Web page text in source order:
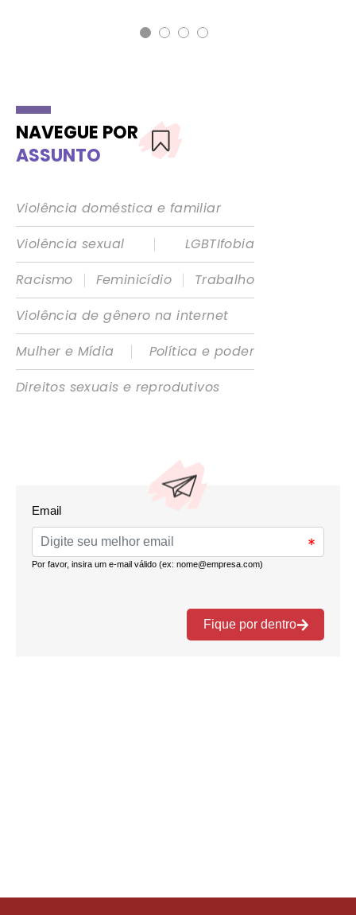
NAVEGUE POR
ASSUNTO
Violência doméstica e familiar
Violência sexual
|
LGBTIfobia
Racismo
| Feminicídio |
Trabalho
Violência de gênero na internet
Mulher e Mídia
|
Política e poder
Direitos sexuais e reprodutivos